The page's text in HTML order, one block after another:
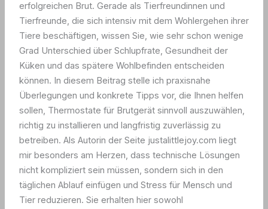
erfolgreichen Brut. Gerade als Tierfreundinnen und
Tierfreunde, die sich intensiv mit dem Wohlergehen ihrer
Tiere beschäftigen, wissen Sie, wie sehr schon wenige
Grad Unterschied über Schlupfrate, Gesundheit der
Küken und das spätere Wohlbefinden entscheiden
können. In diesem Beitrag stelle ich praxisnahe
Überlegungen und konkrete Tipps vor, die Ihnen helfen
sollen, Thermostate für Brutgerät sinnvoll auszuwählen,
richtig zu installieren und langfristig zuverlässig zu
betreiben. Als Autorin der Seite justalittlejoy.com liegt
mir besonders am Herzen, dass technische Lösungen
nicht kompliziert sein müssen, sondern sich in den
täglichen Ablauf einfügen und Stress für Mensch und
Tier reduzieren. Sie erhalten hier sowohl